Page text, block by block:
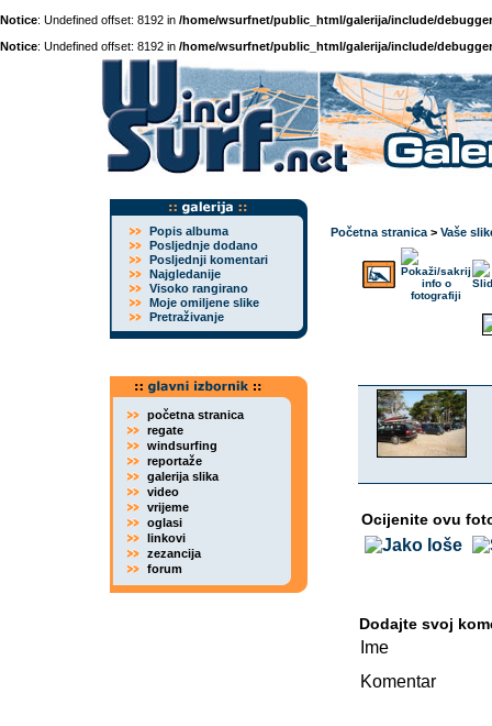
Notice: Undefined offset: 8192 in /home/wsurfnet/public_html/galerija/include/
Notice: Undefined offset: 8192 in /home/wsurfnet/public_html/galerija/include/
Popis albuma
Posljednje dodano
Posljednji komentari
Najgledanije
Visoko rangirano
Moje omiljene slike
Pretraživanje
početna stranica
regate
windsurfing
reportaže
galerija slika
video
vrijeme
oglasi
linkovi
zezancija
forum
Početna stranica > Vaše
Ocijenite ovu
Dodajte svoj
Ime
Komentar